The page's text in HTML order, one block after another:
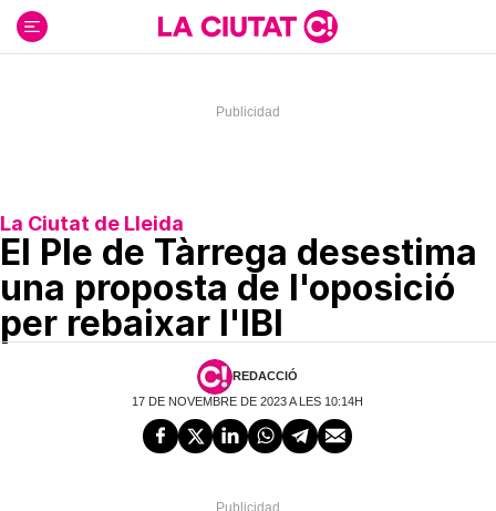
contenido
La Ciutat de Lleida
El Ple de Tàrrega desestima
una proposta de l'oposició
per rebaixar l'IBI
REDACCIÓ
17 DE NOVEMBRE DE 2023 A LES 10:14H